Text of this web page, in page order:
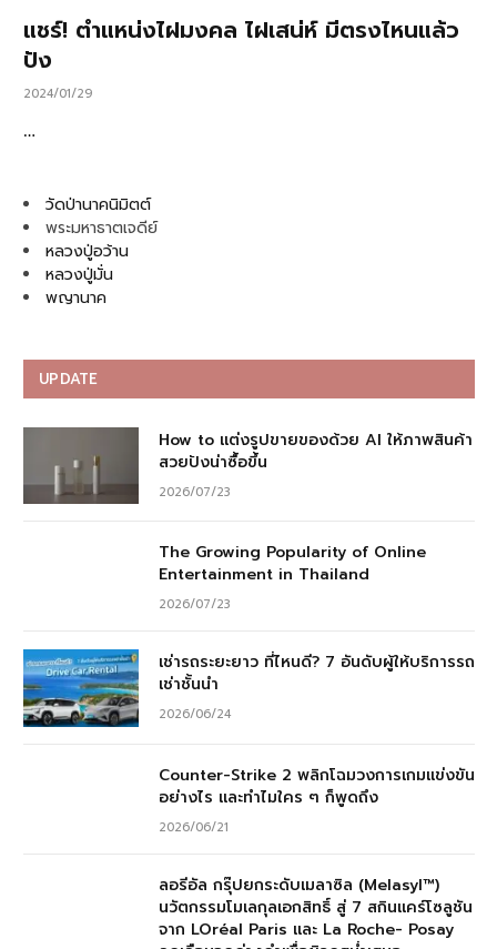
แชร์! ตำแหน่งไฝมงคล ไฝเสน่ห์ มีตรงไหนแล้ว
ปัง
2024/01/29
…
วัดป่านาคนิมิตต์
พระมหาธาตเจดีย์
หลวงปู่อว้าน
หลวงปู่มั่น
พญานาค
UPDATE
How to แต่งรูปขายของด้วย AI ให้ภาพสินค้า
สวยปังน่าซื้อขึ้น
2026/07/23
The Growing Popularity of Online
Entertainment in Thailand
2026/07/23
เช่ารถระยะยาว ที่ไหนดี? 7 อันดับผู้ให้บริการรถ
เช่าชั้นนำ
2026/06/24
Counter-Strike 2 พลิกโฉมวงการเกมแข่งขัน
อย่างไร และทำไมใคร ๆ ก็พูดถึง
2026/06/21
ลอรีอัล กรุ๊ปยกระดับเมลาซิล (Melasyl™)
นวัตกรรมโมเลกุลเอกสิทธิ์ สู่ 7 สกินแคร์โซลูชัน
จาก LOréal Paris และ La Roche- Posay